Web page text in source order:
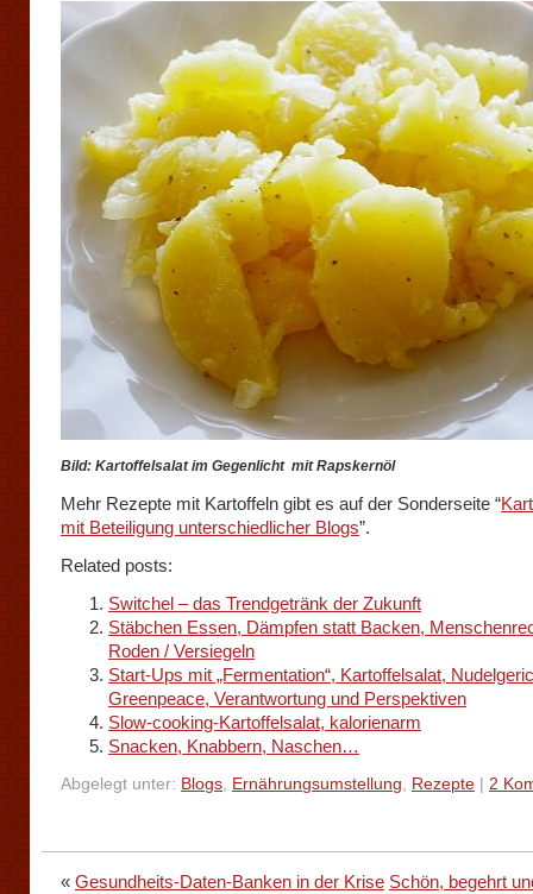
Bild: Kartoffelsalat im Gegenlicht mit Rapskernöl
Mehr Rezepte mit Kartoffeln gibt es auf der Sonderseite “
mit Beteiligung unterschiedlicher Blogs”.
Related posts:
Switchel – das Trendgetränk der Zukunft
Stäbchen Essen, Dämpfen statt Backen,
Roden / Versiegeln
Start-Ups mit „Fermentation“, Kartoffelsalat,
Greenpeace, Verantwortung und Perspektiven
Slow-cooking-Kartoffelsalat, kalorienarm
Snacken, Knabbern, Naschen…
Abgelegt unter: Blogs, Ernährungsumstellung, Rezepte 2
« Gesundheits-Daten-Banken in der Krise Schön, begehrt